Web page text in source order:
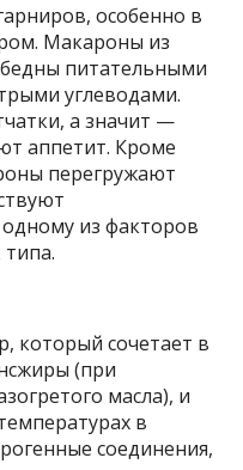
особенно в
Макароны из
питательными
углеводами.
а значит —
аппетит. Кроме
перегружают
из факторов
который сочетает в
(при
масла), и
в
соединения,